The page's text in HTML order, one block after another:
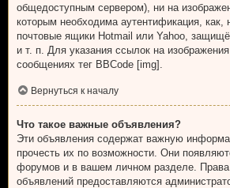
общедоступным сервером), ни на
которым необходима аутентификация, как,
почтовые ящики Hotmail или Yahoo,
и т. п. Для указания ссылок на
сообщениях тег BBCode [img].
Вернуться к началу
Что такое важные объявления?
Эти объявления содержат важную
прочесть их по возможности. Они
форумов и в вашем личном разделе.
объявлений предоставляются